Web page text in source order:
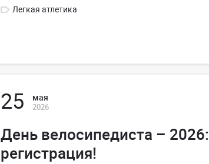
Легкая атлетика
25 мая
2026
День велосипедиста – 2026:
регистрация!